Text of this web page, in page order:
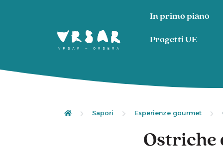
In primo piano
Progetti UE
Sapori Esperienze gourmet
Ostriche